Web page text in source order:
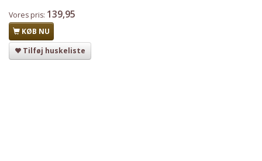
Vores pris: 139,95
KØB NU
Tilføj huskeliste